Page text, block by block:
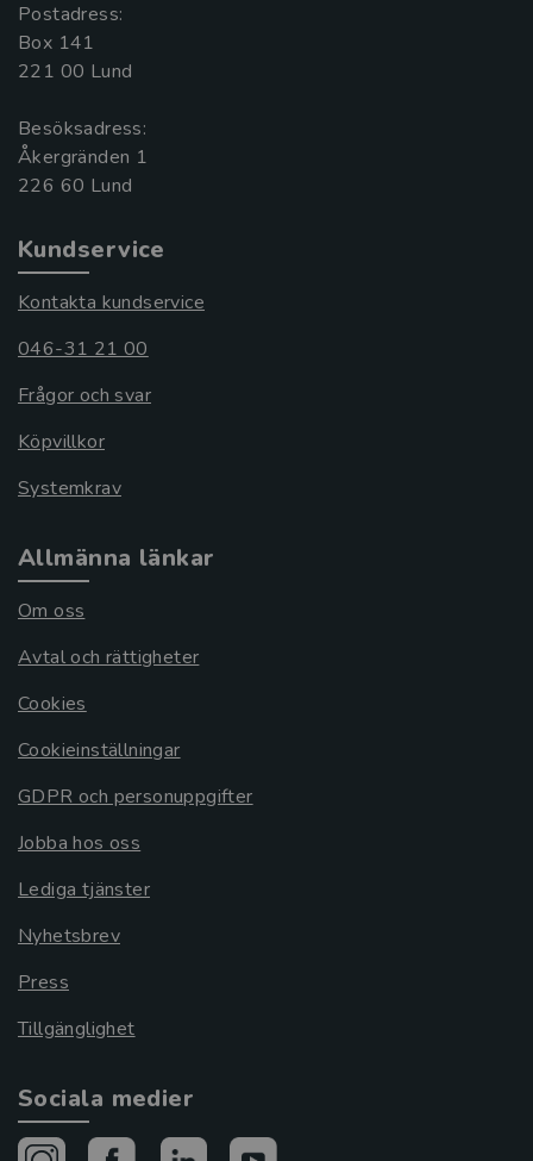
Postadress:
Box 141
221 00 Lund
Besöksadress:
Åkergränden 1
Kundservice
Kontakta kundservice
046-31 21 00
Frågor och svar
Köpvillkor
Systemkrav
Allmänna länkar
Om oss
Avtal och rättigheter
Cookies
Cookieinställningar
GDPR och personuppgifter
Jobba hos oss
Lediga tjänster
Nyhetsbrev
Press
Tillgänglighet
Sociala medier